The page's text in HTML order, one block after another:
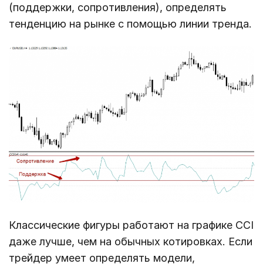
(поддержки, сопротивления), определять
тенденцию на рынке с помощью линии тренда.
Классические фигуры работают на графике CCI
даже лучше, чем на обычных котировках. Если
трейдер умеет определять модели,